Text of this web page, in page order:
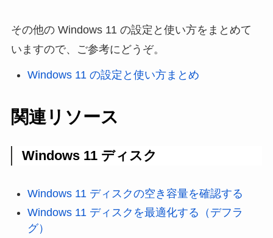
その他の Windows 11 の設定と使い方をまとめて
いますので、ご参考にどうぞ。
Windows 11 の設定と使い方まとめ
関連リソース
Windows 11 ディスク
Windows 11 ディスクの空き容量を確認する
Windows 11 ディスクを最適化する（デフラ
グ）